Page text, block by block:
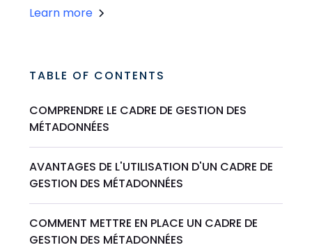
Learn more
TABLE OF CONTENTS
COMPRENDRE LE CADRE DE GESTION DES
MÉTADONNÉES
AVANTAGES DE L'UTILISATION D'UN CADRE DE
GESTION DES MÉTADONNÉES
COMMENT METTRE EN PLACE UN CADRE DE
GESTION DES MÉTADONNÉES